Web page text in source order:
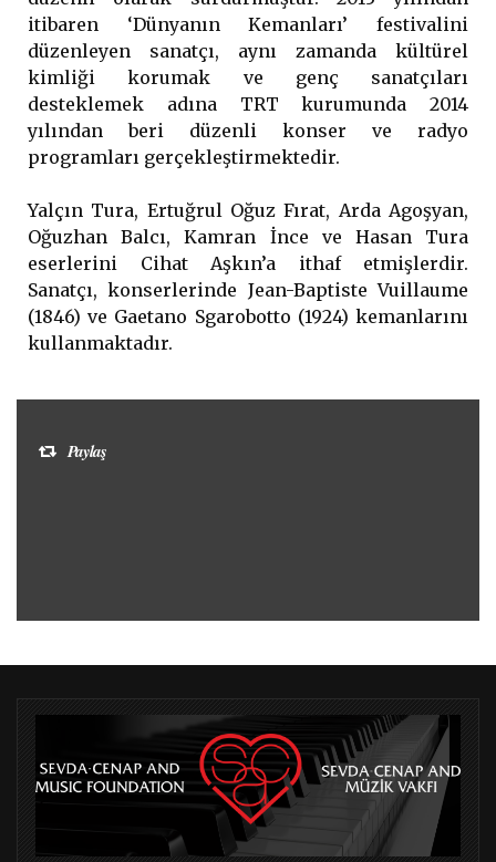
itibaren ‘Dünyanın Kemanları’ festivalini
düzenleyen sanatçı, aynı zamanda kültürel
kimliği korumak ve genç sanatçıları
desteklemek adına TRT kurumunda 2014
yılından beri düzenli konser ve radyo
programları gerçekleştirmektedir.
Yalçın Tura, Ertuğrul Oğuz Fırat, Arda Agoşyan,
Oğuzhan Balcı, Kamran İnce ve Hasan Tura
eserlerini Cihat Aşkın’a ithaf etmişlerdir.
Sanatçı, konserlerinde Jean-Baptiste Vuillaume
(1846) ve Gaetano Sgarobotto (1924) kemanlarını
kullanmaktadır.
Paylaş